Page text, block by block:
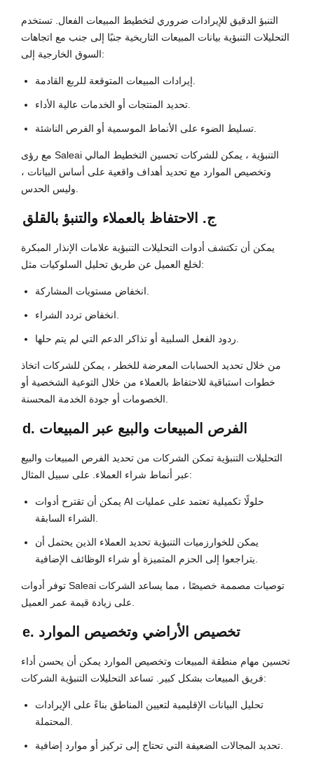
التنبؤ الدقيق للإيرادات ضروري لتخطيط المبيعات الفعال. تستخدم
التحليلات التنبؤية بيانات المبيعات التاريخية جنبًا إلى جنب مع اتجاهات
السوق الخارجية إلى:
إيرادات المبيعات المتوقعة للربع القادمة.
تحديد المنتجات أو الخدمات عالية الأداء.
تسليط الضوء على الأنماط الموسمية أو الفرص الناشئة.
مع رؤى Saleai التنبؤية ، يمكن للشركات تحسين التخطيط المالي
وتخصيص الموارد مع تحديد أهداف واقعية على أساس البيانات ،
وليس الحدس.
ج. الاحتفاظ بالعملاء والتنبؤ بالقلق
يمكن أن تكتشف أدوات التحليلات التنبؤية علامات الإنذار المبكرة
لخلع العميل عن طريق تحليل السلوكيات مثل:
انخفاض مستويات المشاركة.
انخفاض تردد الشراء.
ردود الفعل السلبية أو تذاكر الدعم التي لم يتم حلها.
من خلال تحديد الحسابات المعرضة للخطر ، يمكن للشركات اتخاذ
خطوات استباقية للاحتفاظ بالعملاء من خلال التوعية الشخصية أو
الخصومات أو جودة الخدمة المحسنة.
d. الفرص المبيعات والبيع عبر المبيعات
التحليلات التنبؤية تمكن الشركات من تحديد الفرص المبيعات والبيع
عبر أنماط شراء العملاء. على سبيل المثال:
يمكن أن تقترح أدوات AI حلولًا تكميلية تعتمد على عمليات
الشراء السابقة.
يمكن للخوارزميات التنبؤية تحديد العملاء الذين يحتمل أن
يتراجعوا إلى الحزم المتميزة أو شراء الوظائف الإضافية.
توفر أدوات Saleai توصيات مصممة خصيصًا ، مما يساعد الشركات
على زيادة قيمة عمر العميل.
e. تخصيص الأراضي وتخصيص الموارد
تحسين مهام منطقة المبيعات وتخصيص الموارد يمكن أن يحسن أداء
فريق المبيعات بشكل كبير. تساعد التحليلات التنبؤية الشركات:
تحليل البيانات الإقليمية لتعيين المناطق بناءً على الإيرادات
المحتملة.
تحديد المجالات الضعيفة التي تحتاج إلى تركيز أو موارد إضافية.